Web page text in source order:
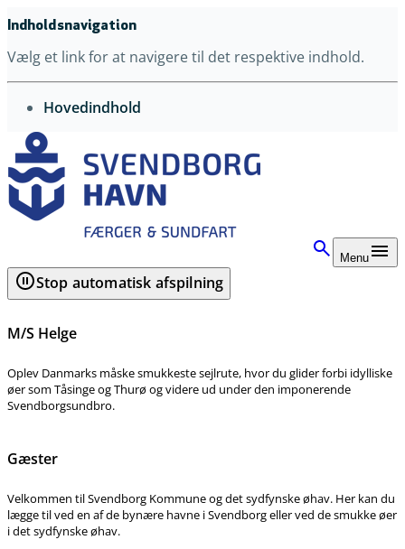
Indholdsnavigation
Vælg et link for at navigere til det respektive indhold.
gå til
Hovedindhold
Menu
Stop automatisk afspilning
M/S Helge
Oplev Danmarks måske smukkeste sejlrute, hvor du glider forbi idylliske
øer som Tåsinge og Thurø og videre ud under den imponerende
Svendborgsundbro.
Gæster
Velkommen til Svendborg Kommune og det sydfynske øhav. Her kan du
lægge til ved en af de bynære havne i Svendborg eller ved de smukke øer
i det sydfynske øhav.